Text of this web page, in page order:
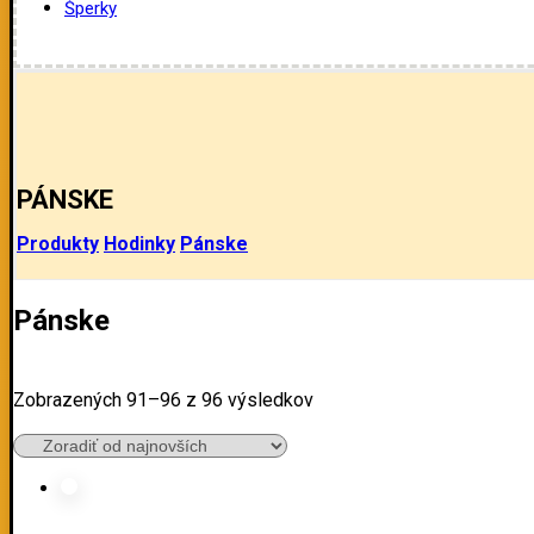
Šperky
PÁNSKE
Produkty Hodinky Pánske
Pánske
Zobrazených 91–96 z 96 výsledkov